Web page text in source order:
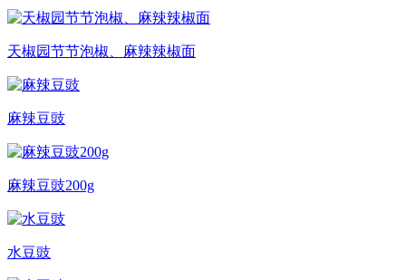
天椒园节节泡椒、麻辣辣椒面
麻辣豆豉
麻辣豆豉200g
水豆豉